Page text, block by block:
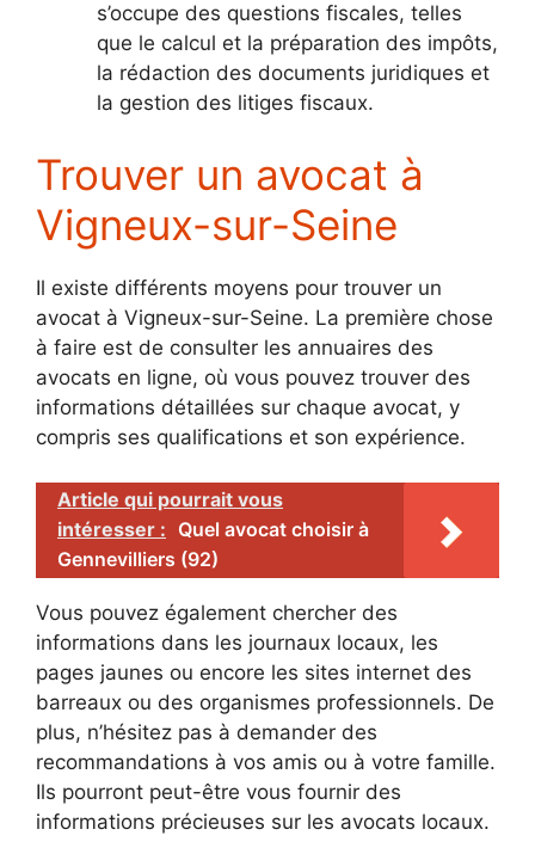
s’occupe des questions fiscales, telles
que le calcul et la préparation des impôts,
la rédaction des documents juridiques et
la gestion des litiges fiscaux.
Trouver un avocat à
Vigneux-sur-Seine
Il existe différents moyens pour trouver un
avocat à Vigneux-sur-Seine. La première chose
à faire est de consulter les annuaires des
avocats en ligne, où vous pouvez trouver des
informations détaillées sur chaque avocat, y
compris ses qualifications et son expérience.
Article qui pourrait vous
intéresser : Quel avocat choisir à
Gennevilliers (92)
Vous pouvez également chercher des
informations dans les journaux locaux, les
pages jaunes ou encore les sites internet des
barreaux ou des organismes professionnels. De
plus, n’hésitez pas à demander des
recommandations à vos amis ou à votre famille.
Ils pourront peut-être vous fournir des
informations précieuses sur les avocats locaux.